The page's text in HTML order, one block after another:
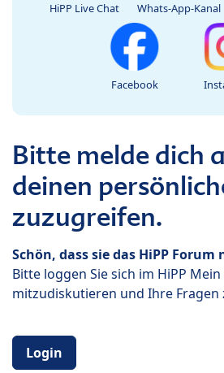
HiPP Live Chat Whats-App-Kanal
Facebook
Bitte melde dich
deinen
zuzugreifen.
Schön, dass sie das HiPP
Bitte loggen Sie sich im HiPP
mitzudiskutieren und Ihre Fragen
Login